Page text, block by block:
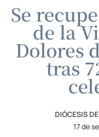
Se
de la
Dolores
tras
DIÓCESIS
17 de